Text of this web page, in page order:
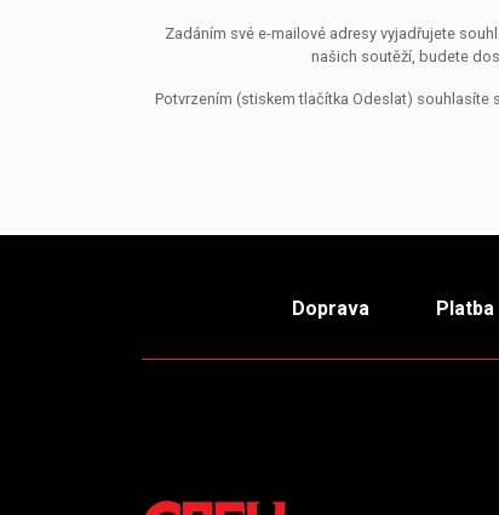
Zadáním své e-mailové adresy vyjadřujete
našich soutěží, budete
Potvrzením (stiskem tlačítka Odeslat) souhlasíte
Doprava Platba